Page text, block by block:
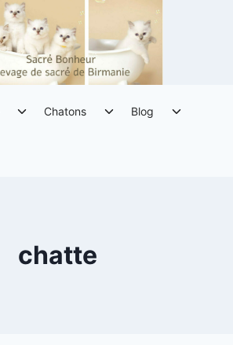
Ouvrir/fermer
Chatons
Ouvrir/fermer
Blog
Ouvrir/
chatte